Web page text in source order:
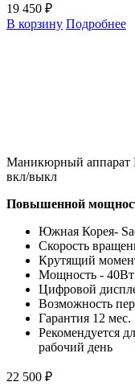
19 450 ₽
В корзину Подробнее
Маникюрный аппарат
вкл/выкл
Повышенной
Южная Корея-
Скорость
Крутящий
Мощность - 40Вт
Цифровой
Возможность
Гарантия 12 мес.
Рекомендуется
рабочий день
22 500 ₽